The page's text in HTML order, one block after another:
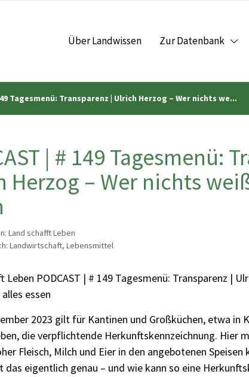
Über Landwissen Zur Datenbank
Tagesmenü: Transparenz | Ulrich Herzog – Wer nichts we...
| # 149 Tagesmenü:
Herzog – Wer nichts
Land schafft Leben
Landwirtschaft, Lebensmittel
Leben PODCAST | # 149 Tagesmenü: Transparenz |
essen
2023 gilt für Kantinen und Großküchen, etwa in
die verpflichtende Herkunftskennzeichnung. Hier
Fleisch, Milch und Eier in den angebotenen Speisen
eigentlich genau – und wie kann so eine